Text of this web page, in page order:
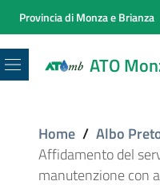
Provincia di Monza e Brianza
ATO
Menu
Home / Albo
Affidamento del
manutenzione con